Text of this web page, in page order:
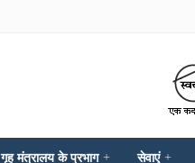
गृह मंत्रालय के प्रभाग + सेवाएं +